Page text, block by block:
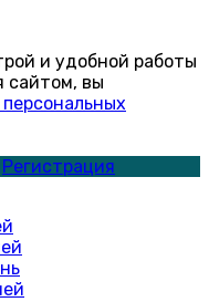
и удобной работы
сайтом, вы
Регистрация